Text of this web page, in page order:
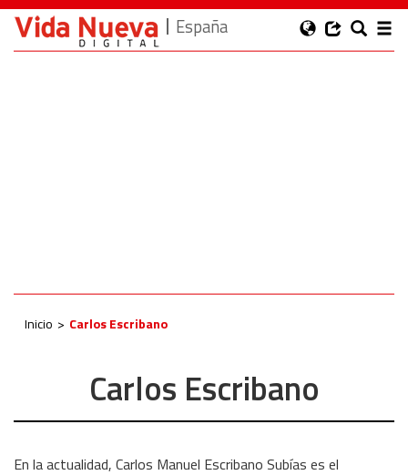
España
Inicio Carlos Escribano
Carlos Escribano
En la actualidad, Carlos Manuel Escribano Subías es el